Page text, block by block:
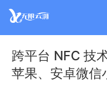
跨平台 NFC 技
苹果、安卓微信